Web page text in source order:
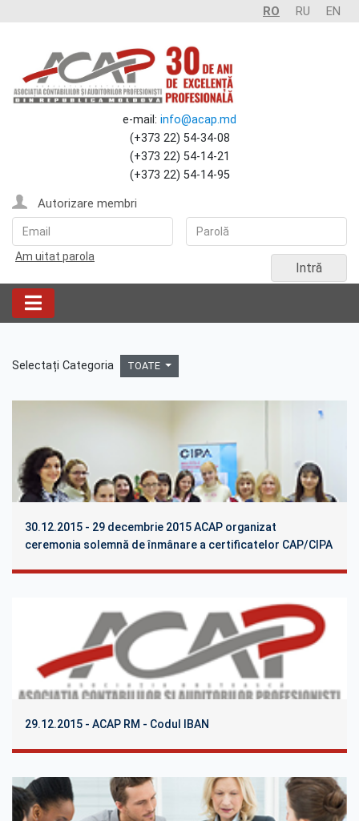
RO RU EN
e-mail: info@acap.md
(+373 22) 54-34-08
(+373 22) 54-14-21
(+373 22) 54-14-95
Autorizare membri
Am uitat parola
Intră
Selectați Categoria TOATE
30.12.2015 - 29 decembrie 2015 ACAP organizat
ceremonia solemnă de înmânare a certificatelor CAP/CIPA
29.12.2015 - ACAP RM - Codul IBAN